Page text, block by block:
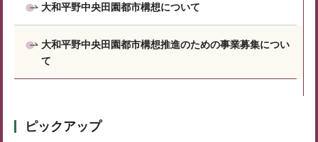
大和平野中央田園都市構想について
大和平野中央田園都市構想推進のための事業募集につい
て
ピックアップ